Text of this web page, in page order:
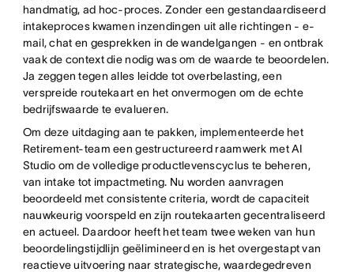
handmatig, ad hoc-proces. Zonder een gestandaardiseerd
intakeproces kwamen inzendingen uit alle richtingen - e-
mail, chat en gesprekken in de wandelgangen - en ontbrak
vaak de context die nodig was om de waarde te beoordelen.
Ja zeggen tegen alles leidde tot overbelasting, een
verspreide routekaart en het onvermogen om de echte
bedrijfswaarde te evalueren.
Om deze uitdaging aan te pakken, implementeerde het
Retirement-team een gestructureerd raamwerk met AI
Studio om de volledige productlevenscyclus te beheren,
van intake tot impactmeting. Nu worden aanvragen
beoordeeld met consistente criteria, wordt de capaciteit
nauwkeurig voorspeld en zijn routekaarten gecentraliseerd
en actueel. Daardoor heeft het team twee weken van hun
beoordelingstijdlijn geëlimineerd en is het overgestapt van
reactieve uitvoering naar strategische, waardegedreven